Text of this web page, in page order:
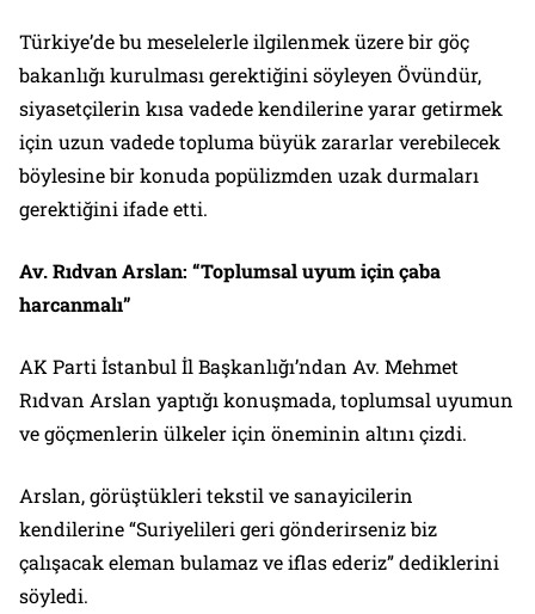
Türkiye’de bu meselelerle ilgilenmek üzere bir göç
bakanlığı kurulması gerektiğini söyleyen Övündür,
siyasetçilerin kısa vadede kendilerine yarar getirmek
için uzun vadede topluma büyük zararlar verebilecek
böylesine bir konuda popülizmden uzak durmaları
gerektiğini ifade etti.
Av. Rıdvan Arslan: “Toplumsal uyum için çaba
harcanmalı”
AK Parti İstanbul İl Başkanlığı’ndan Av. Mehmet
Rıdvan Arslan yaptığı konuşmada, toplumsal uyumun
ve göçmenlerin ülkeler için öneminin altını çizdi.
Arslan, görüştükleri tekstil ve sanayicilerin
kendilerine “Suriyelileri geri gönderirseniz biz
çalışacak eleman bulamaz ve iflas ederiz” dediklerini
söyledi.